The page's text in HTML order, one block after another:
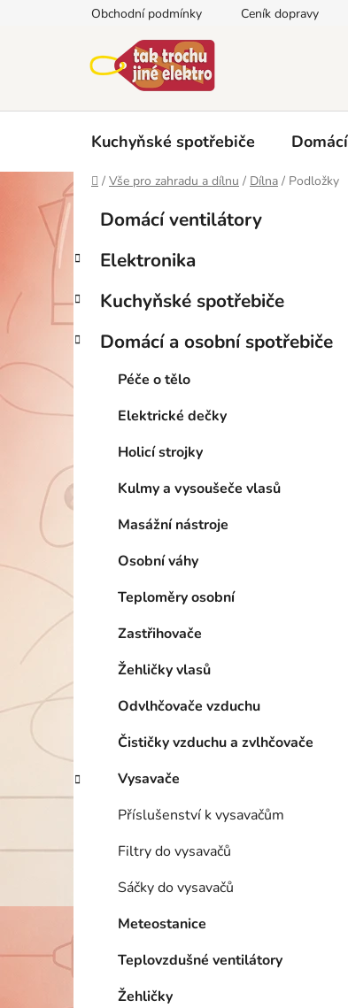
Obchodní podmínky Ceník dopravy
Kuchyňské spotřebiče
Domů
/ Vše pro zahradu a dílnu / Dílna / Podložky
s
r
a
n
í
p
n
e
l
Přeskočit
kategorie
e
o
r
i
Domácí ventilátory
Elektronika
Kuchyňské spotřebiče
Domácí a osobní spotřebiče
Péče o tělo
Elektrické dečky
Holicí strojky
Kulmy a vysoušeče vlasů
Masážní nástroje
Osobní váhy
Teploměry osobní
Zastřihovače
Žehličky vlasů
Odvlhčovače vzduchu
Čističky vzduchu a zvlhčovače
Vysavače
Příslušenství k vysavačům
Filtry do vysavačů
Sáčky do vysavačů
Meteostanice
Teplovzdušné ventilátory
Žehličky